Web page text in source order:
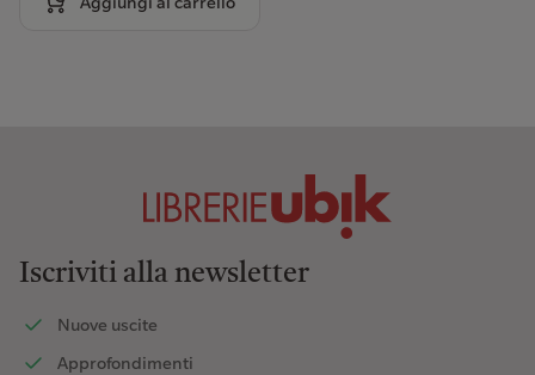
Iscriviti alla newsletter
Nuove uscite
Approfondimenti